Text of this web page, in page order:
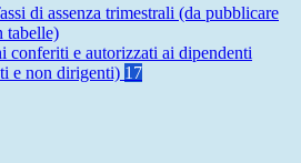
di assenza trimestrali (da pubblicare
tabelle)
conferiti e autorizzati ai dipendenti
e non dirigenti) 17